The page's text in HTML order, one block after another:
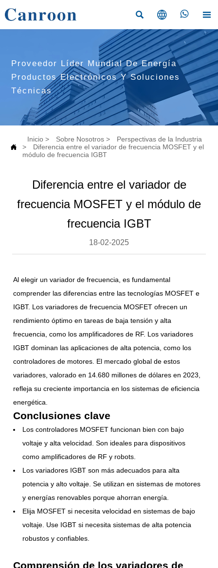
   
Proveedor Líder Mundial De Energía
Productos Electrónicos Y Soluciones
Técnicas

Inicio > Sobre Nosotros >
Perspectivas de la Industria
>
Diferencia entre el variador de frecuencia MOSFET y el
módulo de frecuencia IGBT
Diferencia entre el variador de
frecuencia MOSFET y el módulo de
frecuencia IGBT
18-02-2025
Al elegir un variador de frecuencia, es fundamental
comprender las diferencias entre las tecnologías MOSFET e
IGBT. Los variadores de frecuencia MOSFET ofrecen un
rendimiento óptimo en tareas de baja tensión y alta
frecuencia, como los amplificadores de RF. Los variadores
IGBT dominan las aplicaciones de alta potencia, como los
controladores de motores. El mercado global de estos
variadores, valorado en 14.680 millones de dólares en 2023,
refleja su creciente importancia en los sistemas de eficiencia
energética.
Conclusiones clave
Los controladores MOSFET funcionan bien con bajo
voltaje y alta velocidad. Son ideales para dispositivos
como amplificadores de RF y robots.
Los variadores IGBT son más adecuados para alta
potencia y alto voltaje. Se utilizan en sistemas de motores
y energías renovables porque ahorran energía.
Elija MOSFET si necesita velocidad en sistemas de bajo
voltaje. Use IGBT si necesita sistemas de alta potencia
robustos y confiables.
Comprensión de los variadores de